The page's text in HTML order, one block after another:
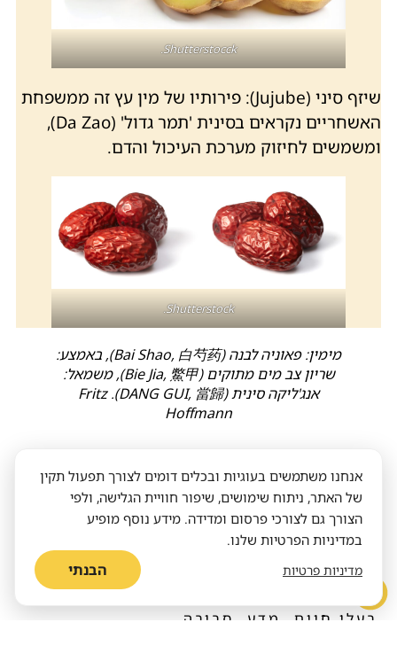
Shutterstocck.
שיזף סיני (Jujube): פירותיו של מין עץ זה ממשפחת
האשחריים נקראים בסינית 'תמר גדול' (Da Zao),
ומשמשים לחיזוק מערכת העיכול והדם.
Shutterstock.
מימין: פאוניה לבנה (Bai Shao, 白芍药), באמצע:
שריון צב מים מתוקים (Bie Jia, 鱉甲), משמאל:
אנג'ליקה סינית (DANG GUI, 當歸). Fritz
Hoffmann
כתבות נוספות שיכולות
לעניין אותך​
בעלי חיים מדע סביבה
אנחנו משתמשים בעוגיות ובכלים דומים לצורך תפעול תקין
של האתר, ניתוח שימושים, שיפור חוויית הגלישה, ולפי
הצורך גם לצורכי פרסום ומדידה. מידע נוסף מופיע
במדיניות הפרטיות שלנו.
מדיניות פרטיות הבנתי